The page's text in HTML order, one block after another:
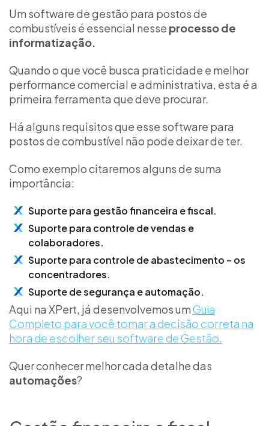
Um software de gestão para postos de
combustíveis é essencial nesse processo de
informatização.
Quando o que você busca praticidade e melhor
performance comercial e administrativa, esta é a
primeira ferramenta que deve procurar.
Há alguns requisitos que esse software para
postos de combustível não pode deixar de ter.
Como exemplo citaremos alguns de suma
importância:
Suporte para gestão financeira e fiscal.
Suporte para controle de vendas e
colaboradores.
Suporte para controle de abastecimento – os
concentradores.
Suporte de segurança e automação.
Aqui na XPert, já desenvolvemos umGuia
Completo para você tomar a decisão correta na
hora de escolher seu software de Gestão.
Quer conhecer melhor cada detalhe das
automações?